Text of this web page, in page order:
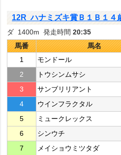
12R ハナミズキ賞Ｂ１Ｂ１４
ダ 1400m 発走時間 20:35
馬番
馬名
1
モンドール
2
トウシンムサシ
3
サンブリリアント
4
ウインフラクタル
5
ミュークレックス
6
シンウチ
7
メイショウミツタダ